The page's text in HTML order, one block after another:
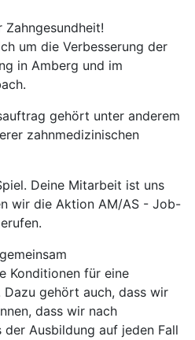
Zahngesundheit!
um die Verbesserung der
in Amberg und im
gehört unter anderem
zahnmedizinischen
Deine Mitarbeit ist uns
wir die Aktion AM/AS - Job-
Konditionen für eine
Dazu gehört auch, dass wir
dass wir nach
Ausbildung auf jeden Fall